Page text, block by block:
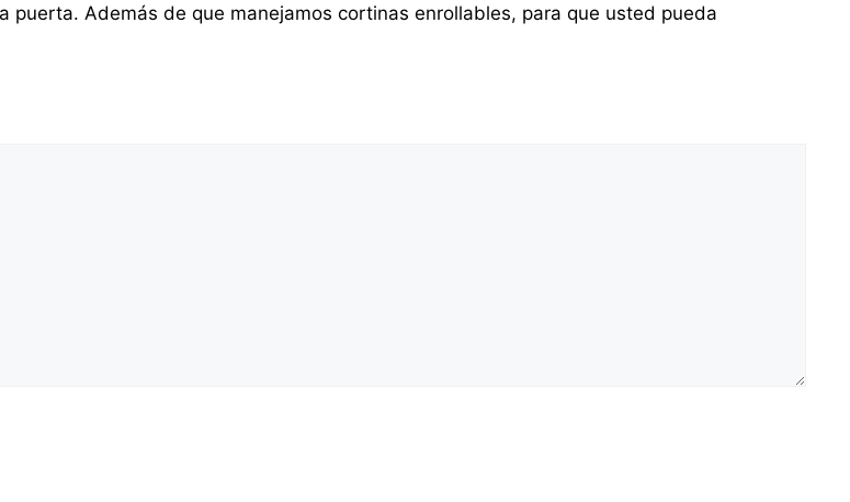
Además de que manejamos cortinas enrollables, para que usted pueda